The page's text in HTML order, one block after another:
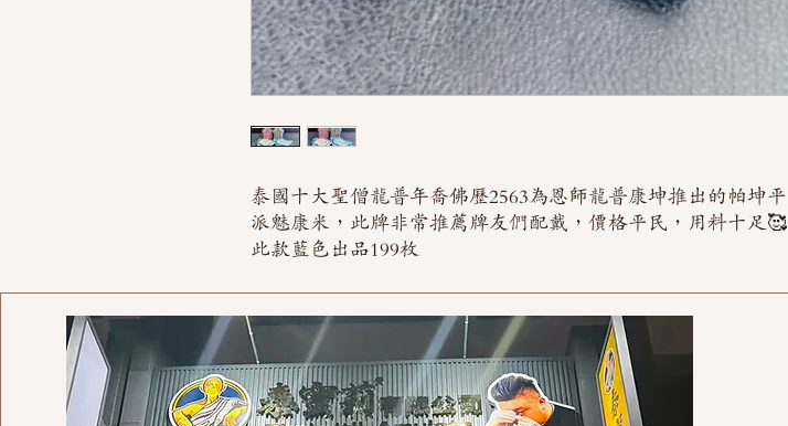
泰國十大聖僧龍普年喬佛歷2563為恩師龍普康坤推出的帕坤平
派魅康米，此牌非常推薦牌友們配戴，價格平民，用料十足🥰
此款藍色出品199枚